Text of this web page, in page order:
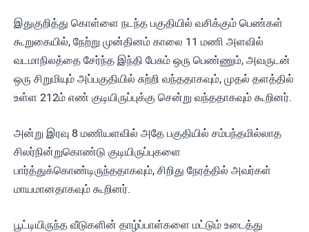
இதுகுறித்து கொள்ளை நடந்த பகுதியில் வசிக்கும் பெண்கள்
கூறுகையில், நேற்று முன்தினம் காலை 11 மணி அளவில்
வடமாநிலத்தை சேர்ந்த இந்தி பேசும் ஒரு பெண்ணும், அவருடன்
ஒரு சிறுமியும் அப்பகுதியில் சுற்றி வந்ததாகவும், முதல் தளத்தில்
உள்ள 212ம் எண் குடியிருப்புக்கு சென்று வந்ததாகவும் கூறினர்.
அன்று இரவு 8 மணியளவில் அதே பகுதியில் சம்பந்தமில்லாத
சிலர்நின்றுகொண்டு குடியிருப்புகளை
பார்த்துக்கொண்டிருந்ததாகவும், சிறிது நேரத்தில் அவர்கள்
மாயமானதாகவும் கூறினர்.
பூட்டியிருந்த வீடுகளின் தாழ்ப்பாள்களை மட்டும் உடைத்து